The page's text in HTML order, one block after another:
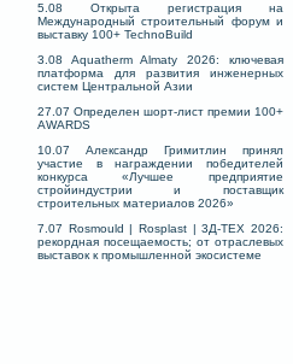
5.08 Открыта регистрация на
Международный строительный форум и
выставку 100+ TechnoBuild
3.08 Aquatherm Almaty 2026: ключевая
платформа для развития инженерных
систем Центральной Азии
27.07 Определен шорт-лист премии 100+
AWARDS
10.07 Александр Гримитлин принял
участие в награждении победителей
конкурса «Лучшее предприятие
стройиндустрии и поставщик
строительных материалов 2026»
7.07 Rosmould | Rosplast | 3Д-ТЕХ 2026:
рекордная посещаемость; от отраслевых
выставок к промышленной экосистеме